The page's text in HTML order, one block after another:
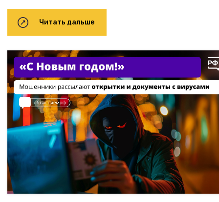
Читать дальше